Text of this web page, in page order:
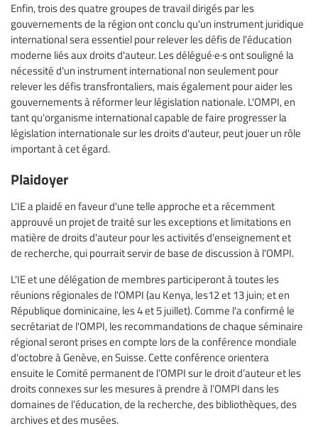
Enfin, trois des quatre groupes de travail dirigés par les
gouvernements de la région ont conclu qu'un instrument juridique
international sera essentiel pour relever les défis de l'éducation
moderne liés aux droits d'auteur. Les délégué·e·s ont souligné la
nécessité d'un instrument international non seulement pour
relever les défis transfrontaliers, mais également pour aider les
gouvernements à réformer leur législation nationale. L'OMPI, en
tant qu'organisme international capable de faire progresser la
législation internationale sur les droits d'auteur, peut jouer un rôle
important à cet égard.
Plaidoyer
L'IE a plaidé en faveur d'une telle approche et a récemment
approuvé un projet de traité sur les exceptions et limitations en
matière de droits d'auteur pour les activités d'enseignement et
de recherche, qui pourrait servir de base de discussion à l'OMPI.
L'IE et une délégation de membres participeront à toutes les
réunions régionales de l'OMPI (au Kenya, les12 et 13 juin; et en
République dominicaine, les 4 et 5 juillet). Comme l'a confirmé le
secrétariat de l'OMPI, les recommandations de chaque séminaire
régional seront prises en compte lors de la conférence mondiale
d'octobre à Genève, en Suisse. Cette conférence orientera
ensuite le Comité permanent de l’OMPI sur le droit d’auteur et les
droits connexes sur les mesures à prendre à l’OMPI dans les
domaines de l’éducation, de la recherche, des bibliothèques, des
archives et des musées.